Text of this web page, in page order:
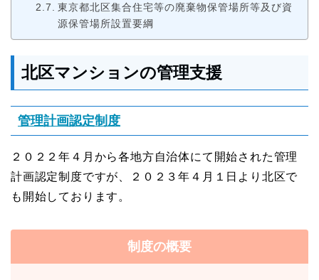
東京都北区集合住宅等の廃棄物保管場所等及び資
源保管場所設置要綱
北区マンションの管理支援
管理計画認定制度
２０２２年４月から各地方自治体にて開始された管理
計画認定制度ですが、２０２３年４月１日より北区で
も開始しております。
制度の概要